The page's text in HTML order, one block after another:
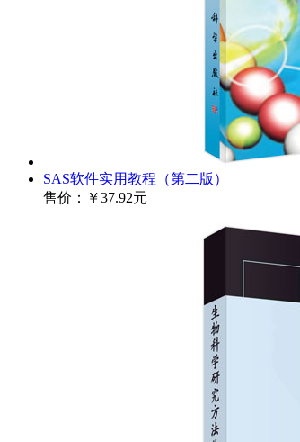
SAS软件实用教程（第二版）
售价：
￥37.92元